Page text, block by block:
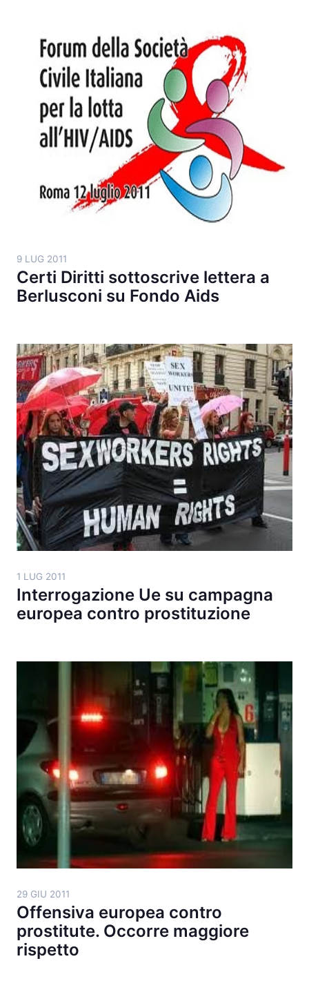
9 LUG 2011
Certi Diritti sottoscrive lettera a
Berlusconi su Fondo Aids
1 LUG 2011
Interrogazione Ue su campagna
europea contro prostituzione
29 GIU 2011
Offensiva europea contro
prostitute. Occorre maggiore
rispetto